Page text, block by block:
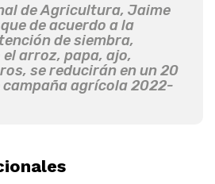
de Agricultura, Jaime
de acuerdo a la
de siembra,
arroz, papa, ajo,
se reducirán en un 20
campaña agrícola 2022-